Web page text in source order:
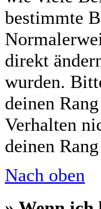
bestimmte
direkt
wurden.
deinen
Verhalten
deinen
Nach oben